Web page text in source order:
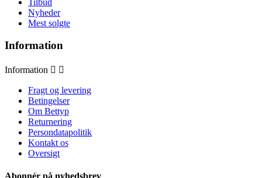
Nyheder
Mest solgte
Information
Information  
Fragt og levering
Betingelser
Om Bettyp
Returnering
Persondatapolitik
Kontakt os
Oversigt